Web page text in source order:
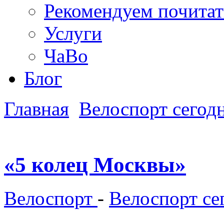
Рекомендуем
Услуги
ЧаВо
Блог
Главная Велоспорт
«5 колец Москвы»
Велоспорт - Велоспорт